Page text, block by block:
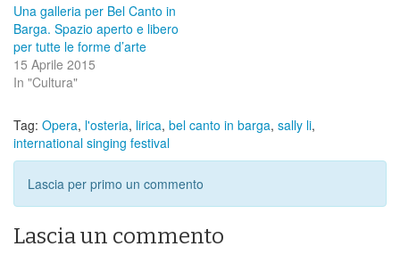
Una galleria per Bel Canto in
Barga. Spazio aperto e libero
per tutte le forme d’arte
15 Aprile 2015
In "Cultura"
Tag: Opera, l'osteria, lirica, bel canto in barga, sally li,
international singing festival
Lascia per primo un commento
Lascia un commento